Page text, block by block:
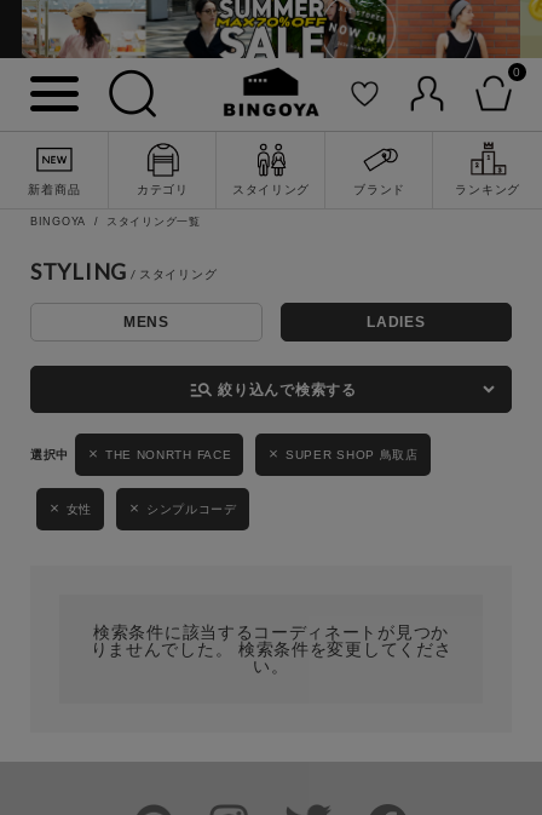
0
新着商品 カテゴリ スタイリング ブランド ランキング
詳細検索
キーワード
性別
MENS LADIES KIDS
ブランド
BINGOYA スタイリング一覧
STYLING
MENS LADIES
manage_search 絞り込んで検索する
THE NONRTH FACE SUPER SHOP 鳥取店
女性 シンプルコーデ
検索条件に該当するコーディネートが見つか
りませんでした。 検索条件を変更してくださ
い。